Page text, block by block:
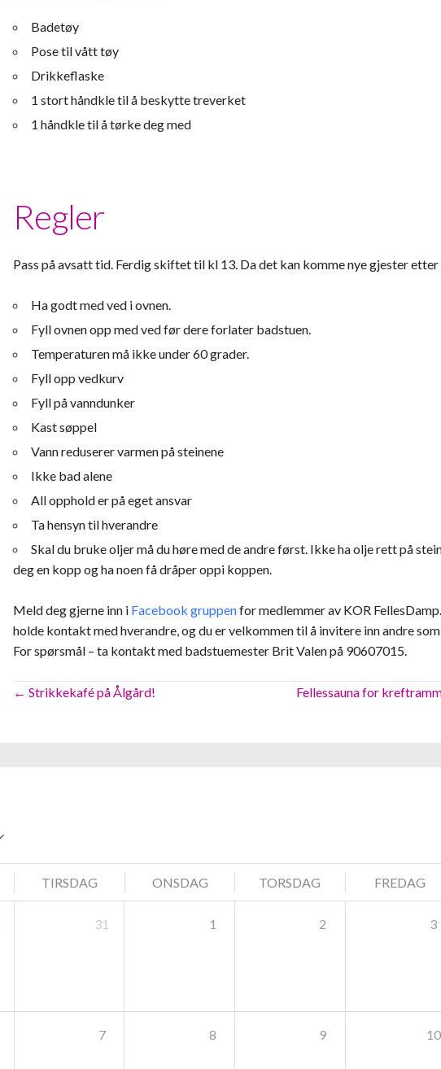
Badetøy
Pose til vått tøy
Drikkeflaske
1 stort håndkle til å beskytte treverket
1 håndkle til å tørke deg med
Regler
Pass på avsatt tid. Ferdig skiftet til kl 13. Da det kan komme nye gjester etter
Ha godt med ved i ovnen.
Fyll ovnen opp med ved før dere forlater badstuen.
Temperaturen må ikke under 60 grader.
Fyll opp vedkurv
Fyll på vanndunker
Kast søppel
Vann reduserer varmen på steinene
Ikke bad alene
All opphold er på eget ansvar
Ta hensyn til hverandre
Skal du bruke oljer må du høre med de andre først. Ikke ha olje rett på
deg en kopp og ha noen få dråper oppi koppen.
Meld deg gjerne inn i Facebook gruppenfor medlemmer av KOR
holde kontakt med hverandre, og du er velkommen til å invitere inn andre
For spørsmål – ta kontakt med badstuemester Brit Valen på 90607015.
Posts
← Strikkekafé på Ålgård! Fellessauna for
TIRSDAG ONSDAG TORSDAG FREDAG
31 1 2 3
7 8 9 10